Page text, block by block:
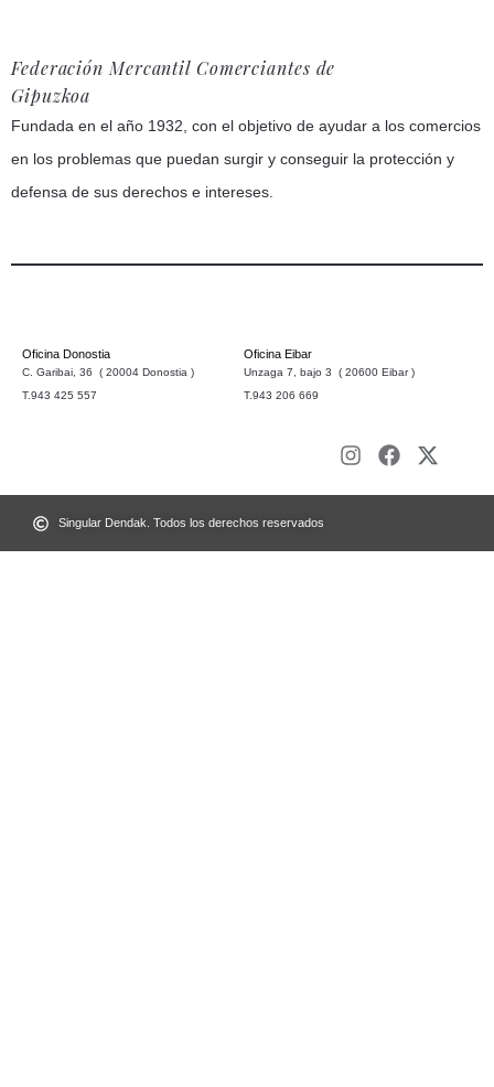
Federación Mercantil Comerciantes de
Gipuzkoa
Fundada en el año 1932, con el objetivo de ayudar a los comercios
en los problemas que puedan surgir y conseguir la protección y
defensa de sus derechos e intereses.
Oficina Donostia
C. Garibai, 36 ( 20004 Donostia )
T.943 425 557
Oficina Eibar
Unzaga 7, bajo 3 ( 20600 Eibar )
T.943 206 669
Singular Dendak. Todos los derechos reservados